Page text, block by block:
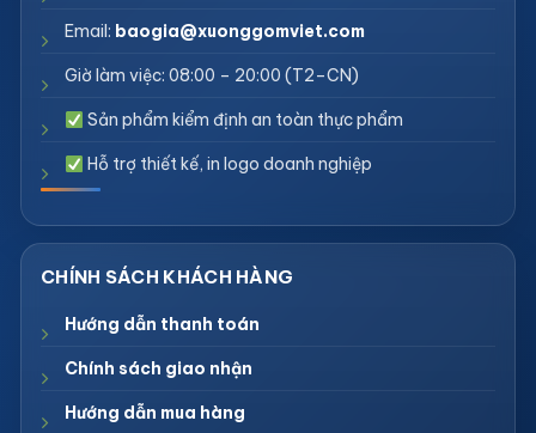
Email: baogia@xuonggomviet.com
Giờ làm việc: 08:00 – 20:00 (T2–CN)
Sản phẩm kiểm định an toàn thực phẩm
Hỗ trợ thiết kế, in logo doanh nghiệp
Hướng dẫn thanh toán
Chính sách giao nhận
Hướng dẫn mua hàng